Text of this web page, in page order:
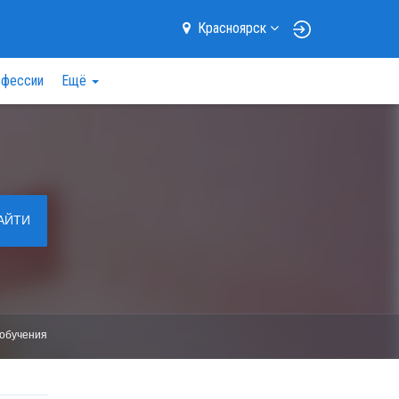
Красноярск
Ещё